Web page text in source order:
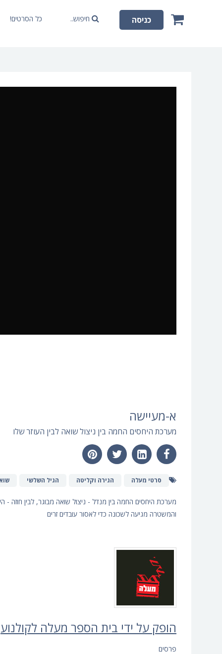
כל הסרטים! חיפוש.. כניסה
א-מעיישה
מערכת היחסים החמה בין ניצול שואה לבין העוזר שלו
סרטי מעלה הגירה וקליטה הגיל השלשי
מערכת היחסים החמה בין מנדל - ניצול שואה מבוגר, לבין חוזה -
והמשטרה מגיעה לשכונה כדי לאסור עובדים זרים
הופק על ידי בית הספר מעלה לקולנוע
פרסים